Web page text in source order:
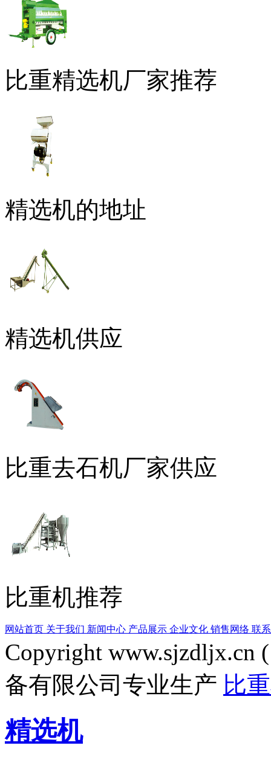
比重精选机厂家推荐
精选机的地址
精选机供应
比重去石机厂家供应
比重机推荐
网站首页 关于我们 新闻中心 产品展示 企业文化 销售网络 联
Copyright www.sjzdljx.cn
备有限公司专业生产 比
精选机